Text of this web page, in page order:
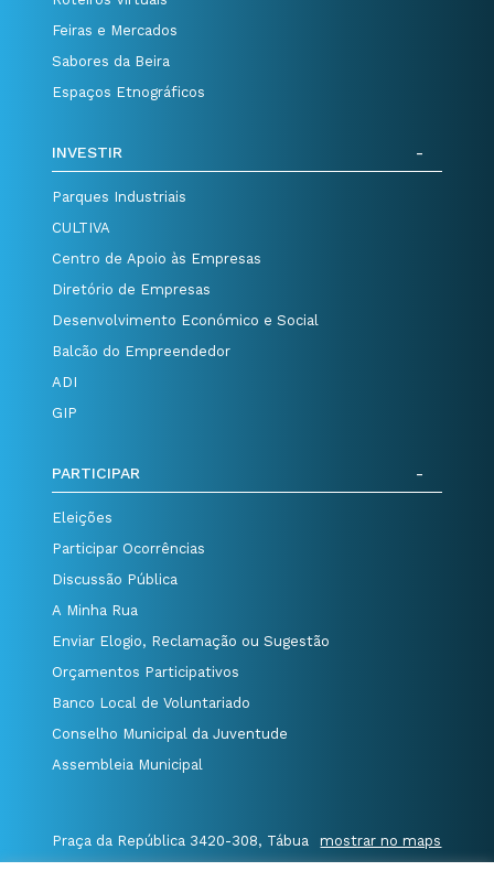
Feiras e Mercados
Sabores da Beira
Espaços Etnográficos
INVESTIR
Parques Industriais
CULTIVA
Centro de Apoio às Empresas
Diretório de Empresas
Desenvolvimento Económico e Social
Balcão do Empreendedor
ADI
GIP
PARTICIPAR
Eleições
Participar Ocorrências
Discussão Pública
A Minha Rua
Enviar Elogio, Reclamação ou Sugestão
Orçamentos Participativos
Banco Local de Voluntariado
Conselho Municipal da Juventude
Assembleia Municipal
Praça da República 3420-308, Tábua mostrar no maps